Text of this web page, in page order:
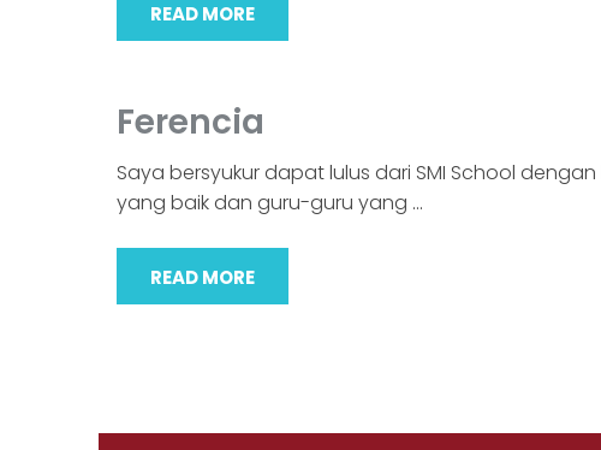
READ MORE
Ferencia
Saya bersyukur dapat lulus dari SMI School
yang baik dan guru-guru yang …
READ MORE